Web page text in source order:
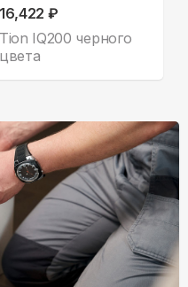
16,422 ₽
Tion IQ200 черного
цвета